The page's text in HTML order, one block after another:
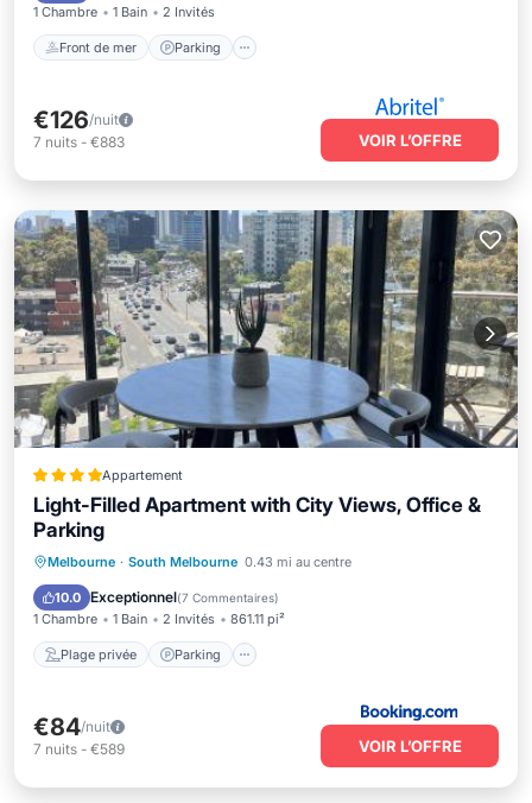
1 Chambre 1 Bain 2 Invités
Front de mer Parking
€126/nuit
7 nuits - €883 VOIR L’OFFRE
Appartement
Light-Filled Apartment with City Views, Office &
Parking
Melbourne · South Melbourne 0.43 mi au centre
10.0 Exceptionnel(7 Commentaires)
1 Chambre 1 Bain 2 Invités 861.11 pi²
Plage privée Parking
Plage privée
Parking
Vue sur l’océan
Vue
€84/nuit
7 nuits - €589 VOIR L’OFFRE